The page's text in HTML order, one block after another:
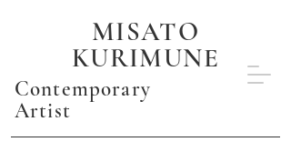
MISATO
KURIMUNE
Contemporary
Artist